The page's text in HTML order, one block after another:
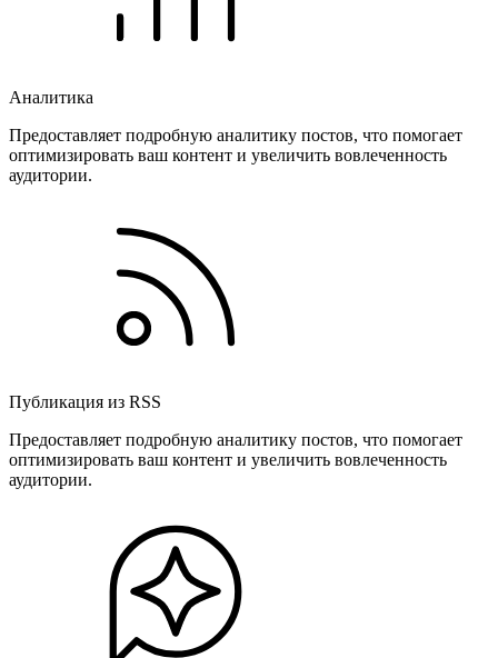
Аналитика
Предоставляет подробную аналитику постов, что помогает
оптимизировать ваш контент и увеличить вовлеченность
аудитории.
Публикация из RSS
Предоставляет подробную аналитику постов, что помогает
оптимизировать ваш контент и увеличить вовлеченность
аудитории.